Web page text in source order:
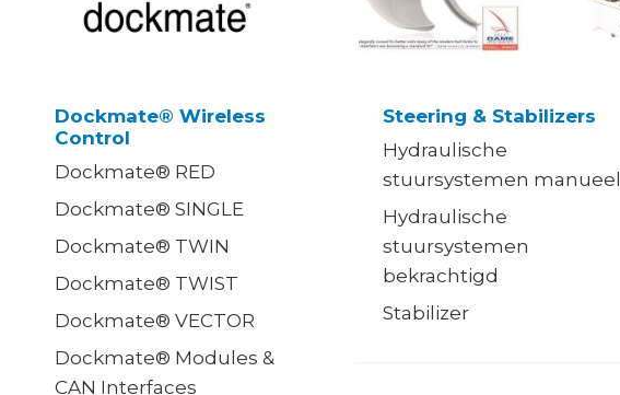
Dockmate® Wireless
Control
Dockmate® RED
Dockmate® SINGLE
Dockmate® TWIN
Dockmate® TWIST
Dockmate® VECTOR
Dockmate® Modules &
CAN Interfaces
Steering & Stabilizers
Hydraulische
stuursystemen manueel
Hydraulische
stuursystemen
bekrachtigd
Stabilizer